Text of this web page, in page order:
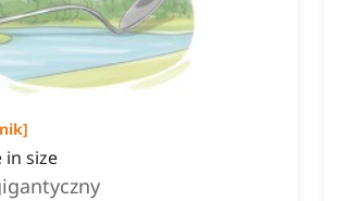
]
in size